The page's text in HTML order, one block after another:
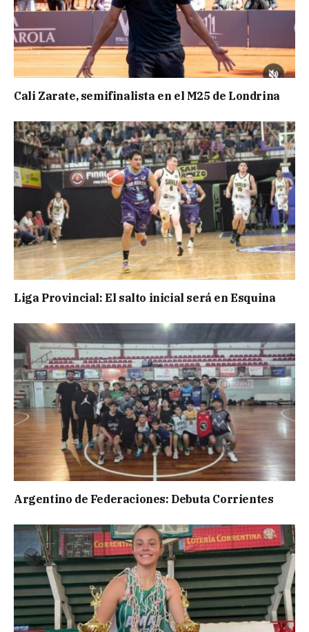
Cali Zarate, semifinalista en el M25 de Londrina
Liga Provincial: El salto inicial será en Esquina
Argentino de Federaciones: Debuta Corrientes